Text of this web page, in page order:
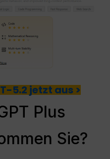
5.2 jetzt aus >
Plus
Sie?